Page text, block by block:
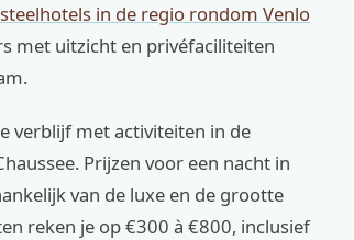
in de regio rondom Venlo
met uitzicht en privéfaciliteiten
verblijf met activiteiten in de
Prijzen voor een nacht in
van de luxe en de grootte
reken je op €300 à €800, inclusief